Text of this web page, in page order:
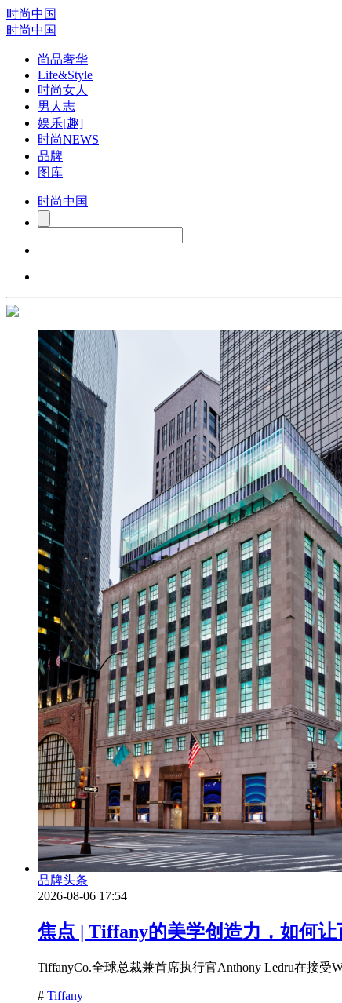
时尚中国
时尚中国
尚品奢华
Life&Style
时尚女人
男人志
娱乐[趣]
时尚NEWS
品牌
图库
时尚中国
品牌头条
2026-08-06 17:54
焦点 | Tiffany的美学创造力，如何让
TiffanyCo.全球总裁兼首席执行官Anthony Ledru在接
# Tiffany